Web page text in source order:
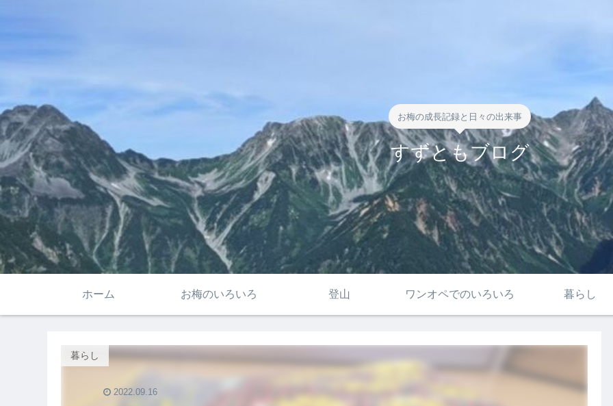
お梅の成長記録と日々の出来事
すずともブログ
ホーム お梅のいろいろ 登山 ワンオペでのいろいろ 暮らし
暮らし
2022.09.16